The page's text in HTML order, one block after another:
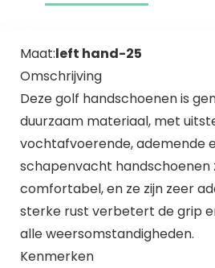
Maat:left hand-25
Omschrijving
Deze golf handschoenen is
duurzaam materiaal, met
vochtafvoerende, ademende
schapenvacht handschoenen
comfortabel, en ze zijn zeer
sterke rust verbetert de grip
alle weersomstandigheden.
Kenmerken